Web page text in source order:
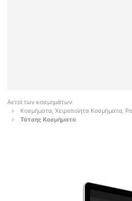
Αετοί των κοσμημάτων
Κοσμήματα, Χειροποίητα Κοσμήματα,
Τάτσης Κοσμήματα